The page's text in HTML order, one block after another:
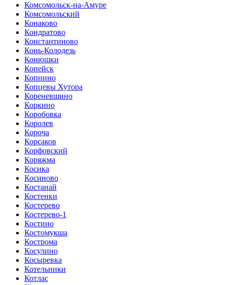
Комсомольск-на-Амуре
Комсомольский
Конаково
Кондратово
Константиново
Конь-Колодезь
Конюшки
Копейск
Копнино
Копцевы Хутора
Кореневщино
Коркино
Коробовка
Королев
Короча
Корсаков
Корфовский
Коряжма
Косика
Косиново
Костанай
Костенки
Костерево
Костерево-1
Костино
Костомукша
Кострома
Косулино
Косыревка
Котельники
Котлас